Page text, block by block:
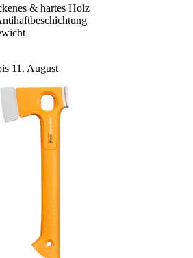
& hartes Holz
11. August